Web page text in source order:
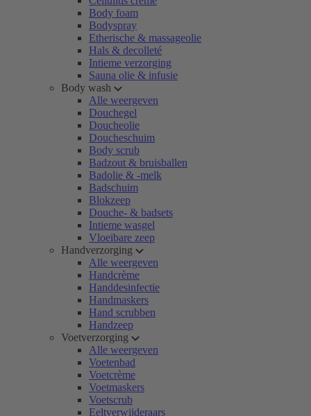
Body foam
Bodyspray
Etherische & massageolie
Hals & decolleté
Intieme verzorging
Sauna olie & infusie
Body wash
Alle weergeven
Douchegel
Doucheolie
Doucheschuim
Body scrub
Badzout & bruisballen
Badolie & -melk
Badschuim
Blokzeep
Douche- & badsets
Intieme wasgel
Vloeibare zeep
Handverzorging
Alle weergeven
Handcrème
Handdesinfectie
Handmaskers
Hand scrubben
Handzeep
Voetverzorging
Alle weergeven
Voetenbad
Voetcrème
Voetmaskers
Voetscrub
Eeltverwijderaars